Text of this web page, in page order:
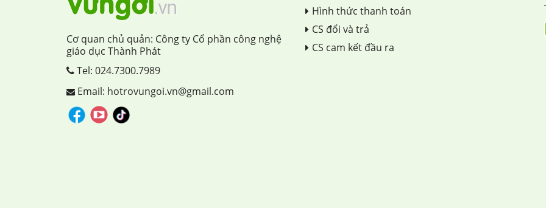
Cơ quan chủ quản: Công ty Cổ phần công nghệ
giáo dục Thành Phát
Tel: 024.7300.7989
Email: hotrovungoi.vn@gmail.com
Hình thức thanh toán
CS đổi và trả
CS cam kết đầu ra